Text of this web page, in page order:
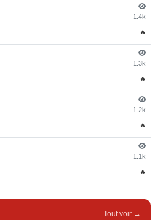
1.4k
🔥
1.3k
🔥
1.2k
🔥
1.1k
🔥
Tout voir →